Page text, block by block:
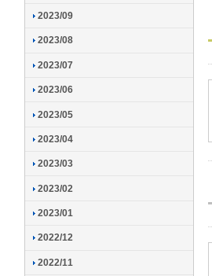
2023/09
2023/08
2023/07
2023/06
2023/05
2023/04
2023/03
2023/02
2023/01
2022/12
2022/11